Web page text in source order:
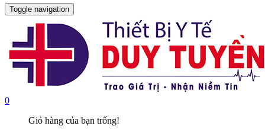
Toggle navigation
0
Giỏ hàng của bạn trống!